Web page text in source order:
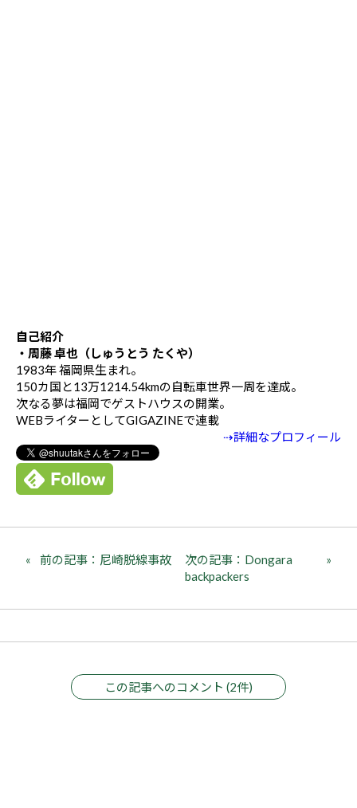
自己紹介
・周藤 卓也（しゅうとう たくや）
1983年 福岡県生まれ。
150カ国と13万1214.54kmの自転車世界一周を達成。
次なる夢は福岡でゲストハウスの開業。
WEBライターとしてGIGAZINEで連載
⇢詳細なプロフィール
前の記事：尼崎脱線事故
次の記事：Dongara
backpackers
この記事へのコメント (2件)